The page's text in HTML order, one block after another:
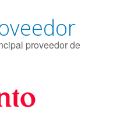
proveedor de